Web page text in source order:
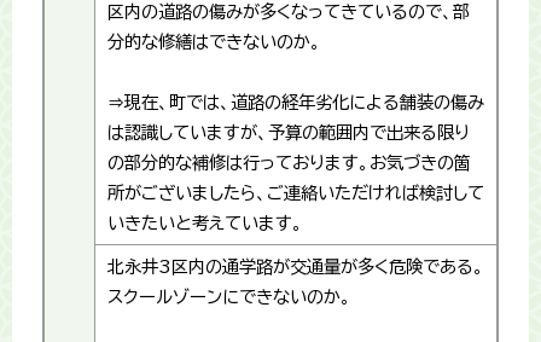
区内の道路の傷みが多くなってきているので、部
分的な修繕はできないのか。
⇒現在、町では、道路の経年劣化による舗装の傷み
は認識していますが、予算の範囲内で出来る限り
の部分的な補修は行っております。お気づきの箇
所がございましたら、ご連絡いただければ検討して
いきたいと考えています。
北永井3区内の通学路が交通量が多く危険である。
スクールゾーンにできないのか。